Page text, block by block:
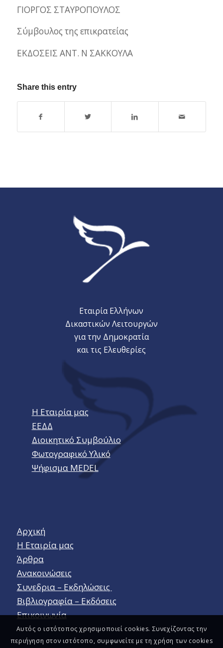
ΓΙΟΡΓΟΣ ΣΤΑΥΡΟΠΟΥΛΟΣ
Σύμβουλος της επικρατείας
ΕΚΔΟΣΕΙΣ ΑΝΤ. Ν ΣΑΚΚΟΥΛΑ
Share this entry
Εταιρία Ελλήνων
Δικαστικών Λειτουργών
για την Δημοκρατία
και τις Ελευθερίες
Η Εταιρία μας
ΕΕΔΔ
Διοικητικό Συμβούλιο
Φωτογραφικό Υλικό
Ψήφισμα MEDEL
Αρχική
Η Εταιρία μας
Άρθρα
Ανακοινώσεις
Συνεδρια – Εκδηλώσεις
Βιβλιογραφία – Εκδόσεις
Επικοινωνία
Αυτός ο ιστότοπος χρησιμοποιεί cookies. Συνεχίζοντας την
περιήγηση στον ιστότοπο, συμφωνείτε με τη χρήση των cookies